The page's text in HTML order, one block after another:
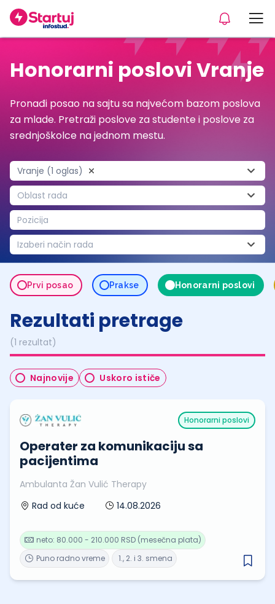
Honorarni poslovi Vranje
Pronađi posao na sajtu sa najvećom bazom poslova
za mlade. Pretraži poslove za studente i poslove za
srednjoškolce na jednom mestu.
Vranje (1 oglas)
Oblast rada
Pozicija
Izaberi način rada
Prvi posao Prakse Honorarni poslovi
Rezultati pretrage
(1 rezultat)
Najnovije Uskoro ističe
Honorarni poslovi
Operater za komunikaciju sa
pacijentima
Ambulanta Žan Vulić Therapy
Rad od kuće
14.08.2026
1., 2. i 3. smena
Puno radno vreme
neto: 80.000 - 210.000 RSD (mesečna plata)